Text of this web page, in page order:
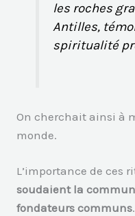
les roches
Antilles,
spiritualité
On cherchait ainsi à
monde.
L’importance de ces
soudaient la
fondateurs communs.